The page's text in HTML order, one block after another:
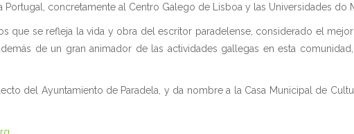
concretamente al Centro Galego de Lisboa y las Universidades do
que se refleja la vida y obra del escritor paradelense, considerado el
de un gran animador de las actividades gallegas en esta
del Ayuntamiento de Paradela, y da nombre a la Casa Municipal de